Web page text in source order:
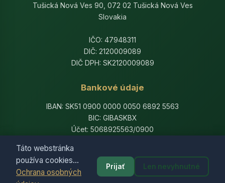
Táto webstránka
používa cookies...
Ochrana osobných
Prijať Len nevyhnutné
Tušická Nová Ves 90, 072 02 Tušická Nová Ves
Slovakia
IČO: 47948311
DIČ: 2120009089
DIČ DPH: SK2120009089
Bankové údaje
IBAN: SK51 0900 0000 0050 6892 5563
BIC: GIBASKBX
Účet: 5068925563/0900